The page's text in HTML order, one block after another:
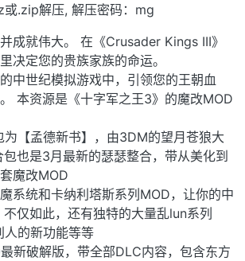
或.zip解压, 解压密码：mg
成就伟大。 在《Crusader Kings III》
决定您的贵族家族的命运。
中世纪模拟游戏中，引领您的王朝血
本资源是《十字军之王3》的魔改MOD
【孟德新书】，由3DM的望月苍狼大
也是3月最新的瑟瑟整合，带从美化到
魔改MOD
系统和卡纳利塔斯系列MOD，让你的中
仅如此，还有独特的大量乱lun系列
人的新功能等等
新破解版，带全部DLC内容，包含东方